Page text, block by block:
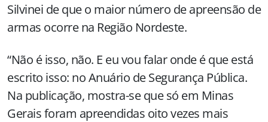
Silvinei de que o maior número de apreensão de
armas ocorre na Região Nordeste.
“Não é isso, não. E eu vou falar onde é que está
escrito isso: no Anuário de Segurança Pública.
Na publicação, mostra-se que só em Minas
Gerais foram apreendidas oito vezes mais